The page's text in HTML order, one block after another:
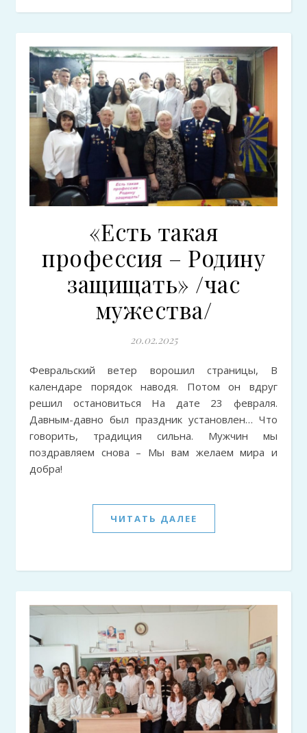
«Есть такая
профессия – Родину
защищать» /час
мужества/
20.02.2025
Февральский ветер ворошил страницы, В
календаре порядок наводя. Потом он вдруг
решил остановиться На дате 23 февраля.
Давным-давно был праздник установлен… Что
говорить, традиция сильна. Мужчин мы
поздравляем снова – Мы вам желаем мира и
добра!
ЧИТАТЬ ДАЛЕЕ